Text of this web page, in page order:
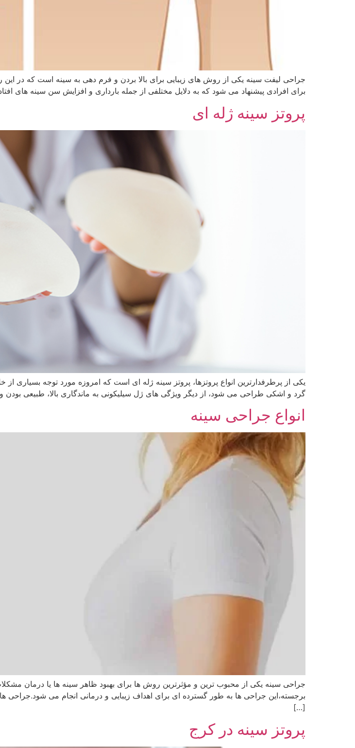
جراحی لیفت سینه یکی از روش های زیبایی برای بالا بردن و فرم دهی به سینه است که در
برای افرادی پیشنهاد می شود که به دلایل مختلفی از جمله بارداری و افزایش سن سینه های
پروتز سینه ژله ای
یکی از پرطرفدارترین انواع پروتزها، پروتز سینه ژله ای است که امروزه مورد توجه
گرد و اشکی طراحی می شود، از دیگر ویژگی های ژل سیلیکونی به ماندگاری بالا، طبیعی بودن
انواع جراحی سینه
جراحی سینه یکی از محبوب‌ ترین و مؤثرترین روش‌ ها برای بهبود ظاهر سینه‌ ها یا درمان
برجسته،این جراحی‌ ها به طور گسترده‌ ای برای اهداف زیبایی و درمانی انجام می‌ شود.جراحی‌
[…]
پروتز سینه در کرج